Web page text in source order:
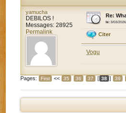
yamucha
DEBILOS !
Messages: 28925
Permalink
Re:
le: 3/03/
Citer
Vogu
Pages: First << 35 36 37 [ 38 ] 39